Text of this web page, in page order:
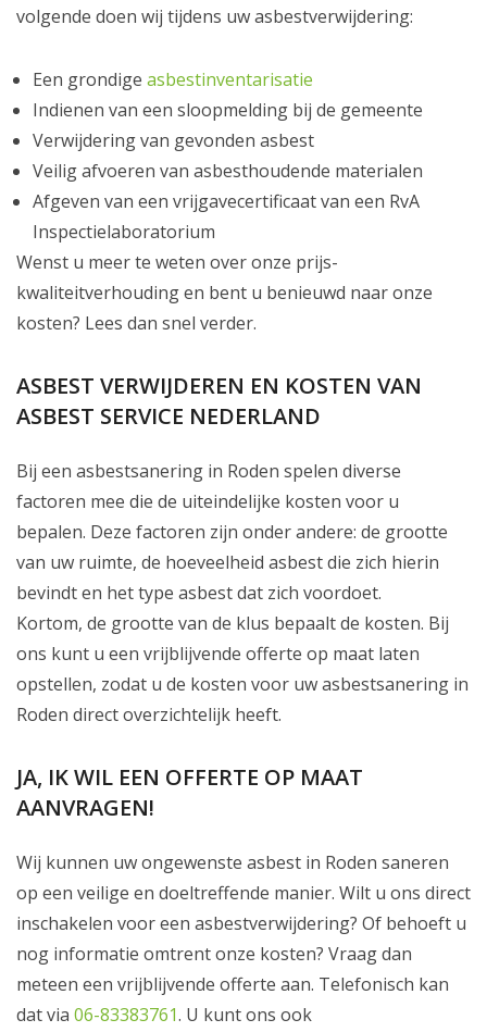
volgende doen wij tijdens uw asbestverwijdering:
Een grondige asbestinventarisatie
Indienen van een sloopmelding bij de gemeente
Verwijdering van gevonden asbest
Veilig afvoeren van asbesthoudende materialen
Afgeven van een vrijgavecertificaat van een RvA
Inspectielaboratorium
Wenst u meer te weten over onze prijs-
kwaliteitverhouding en bent u benieuwd naar onze
kosten? Lees dan snel verder.
ASBEST VERWIJDEREN EN KOSTEN VAN
ASBEST SERVICE NEDERLAND
Bij een asbestsanering in Roden spelen diverse
factoren mee die de uiteindelijke kosten voor u
bepalen. Deze factoren zijn onder andere: de grootte
van uw ruimte, de hoeveelheid asbest die zich hierin
bevindt en het type asbest dat zich voordoet.
Kortom, de grootte van de klus bepaalt de kosten. Bij
ons kunt u een vrijblijvende offerte op maat laten
opstellen, zodat u de kosten voor uw asbestsanering in
Roden direct overzichtelijk heeft.
JA, IK WIL EEN OFFERTE OP MAAT
AANVRAGEN!
Wij kunnen uw ongewenste asbest in Roden saneren
op een veilige en doeltreffende manier. Wilt u ons direct
inschakelen voor een asbestverwijdering? Of behoeft u
nog informatie omtrent onze kosten? Vraag dan
meteen een vrijblijvende offerte aan. Telefonisch kan
dat via 06-83383761. U kunt ons ook